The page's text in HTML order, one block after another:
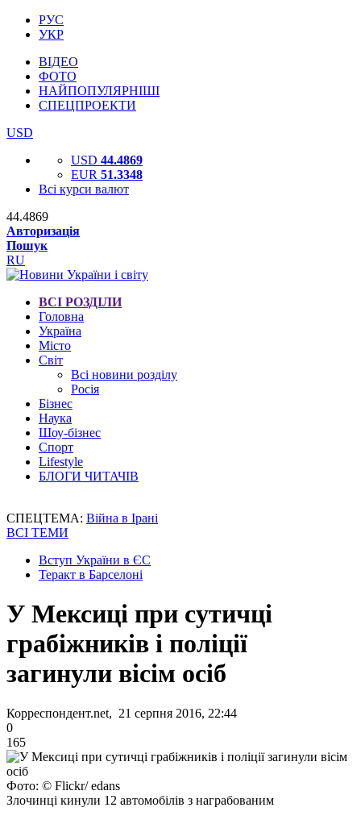
РУС
УКР
ВІДЕО
ФОТО
НАЙПОПУЛЯРНІШІ
СПЕЦПРОЕКТИ
USD
USD 44.4869
EUR 51.3348
Всі курси валют
44.4869
Авторизація
Пошук
RU
ВСІ РОЗДІЛИ
Головна
Україна
Місто
Світ
Всі новини розділу
Росія
Бізнес
Наука
Шоу-бізнес
Спорт
Lifestyle
БЛОГИ ЧИТАЧІВ
СПЕЦТЕМА: Війна в Ірані
ВСІ ТЕМИ
Вступ України в ЄС
Теракт в Барселоні
У Мексиці при сутичці
грабіжників і поліції
загинули вісім осіб
Корреспондент.net, 21 серпня 2016, 22:44
0
165
Фото: © Flickr/ edans
Злочинці кинули 12 автомобілів з награбованим